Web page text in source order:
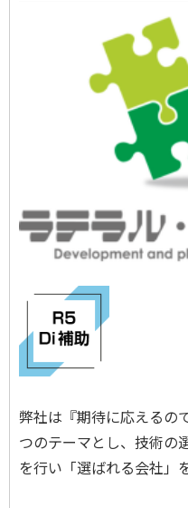
弊社は『期待に応えるの
つのテーマとし、技術の
を行い「選ばれる会社」